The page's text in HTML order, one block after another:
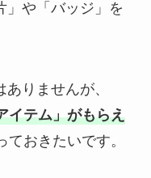
」や「バッジ」を
りませんが、
イテム」がもらえ
おきたいです。